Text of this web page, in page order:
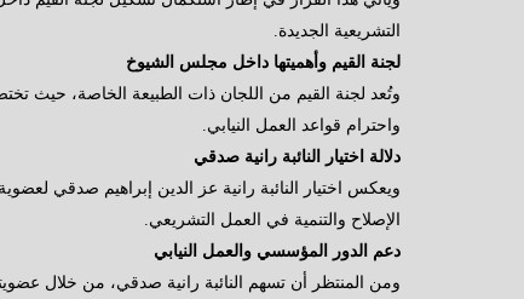
التشريعية الجديدة.
لجنة القيم وأهميتها داخل مجلس الشيوخ
وتُعد لجنة القيم من اللجان ذات الطبيعة الخاصة، حيث
واحترام قواعد العمل النيابي.
دلالة اختيار النائبة رانية صدقي
ويعكس اختيار النائبة رانية عز الدين إبراهيم صدقي
الإصلاح والتنمية في العمل التشريعي.
دعم الدور المؤسسي والعمل النيابي
ومن المنتظر أن تسهم النائبة رانية صدقي، من خلال